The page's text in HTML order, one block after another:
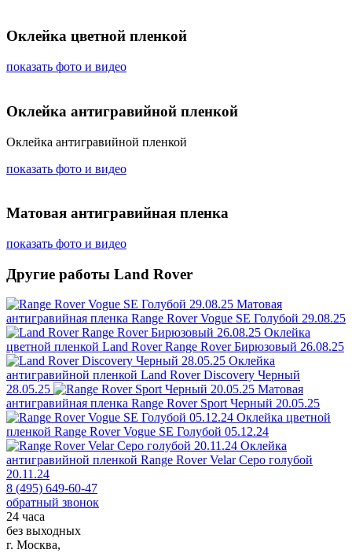
Оклейка цветной пленкой
показать фото и видео
Оклейка антигравийной пленкой
Оклейка антигравийной пленкой
показать фото и видео
Матовая антигравийная пленка
показать фото и видео
Другие работы Land Rover
Матовая
антигравийная пленка Range Rover Vogue SE Голубой 29.08.25
Оклейка
цветной пленкой Land Rover Range Rover Бирюзовый 26.08.25
Оклейка
антигравийной пленкой Land Rover Discovery Черный
28.05.25
Матовая
антигравийная пленка Range Rover Sport Черный 20.05.25
Оклейка цветной
пленкой Range Rover Vogue SE Голубой 05.12.24
Оклейка
антигравийной пленкой Range Rover Velar Серо голубой
20.11.24
8 (495) 649-60-47
обратный звонок
24 часа
без выходных
г. Москва,